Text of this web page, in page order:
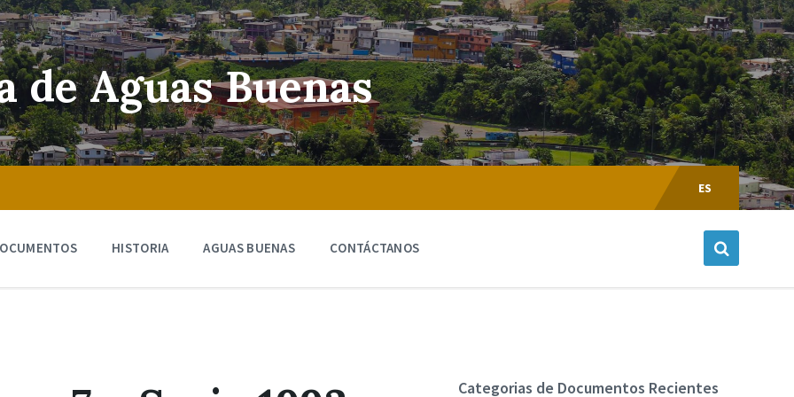
de Aguas Buenas
Escoger
Lenguaje:
ES
HISTORIA AGUAS BUENAS CONTÁCTANOS
Categorias de Documentos Recientes